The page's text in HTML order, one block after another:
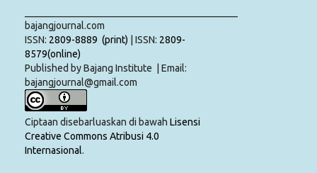
bajangjournal.com
ISSN: 2809-8889 (print) | ISSN: 2809-
8579(online)
Published by Bajang Institute | Email:
bajangjournal@gmail.com
Ciptaan disebarluaskan di bawah Lisensi
Creative Commons Atribusi 4.0
Internasional.